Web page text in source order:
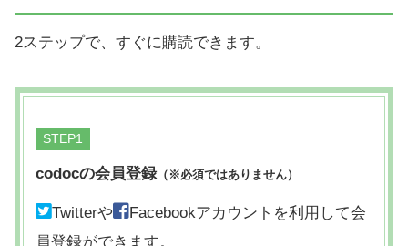
2ステップで、すぐに購読できます。
STEP
codocの会員登録（※必須ではありません）
Twitterや
Facebookアカウントを利用して会
員登録ができます。